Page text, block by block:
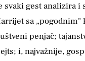
gest analizira
sa
penjač;
i, najvažnije,